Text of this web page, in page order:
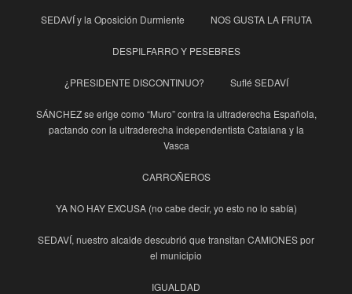
SEDAVÍ y la Oposición Durmiente NOS GUSTA LA FRUTA
DESPILFARRO Y PESEBRES
¿PRESIDENTE DISCONTINUO? Suflé SEDAVÍ
SÁNCHEZ se erige como “Muro” contra la ultraderecha Española,
pactando con la ultraderecha independentista Catalana y la
Vasca
CARROÑEROS
YA NO HAY EXCUSA (no cabe decir, yo esto no lo sabía)
SEDAVÍ, nuestro alcalde descubrió que transitan CAMIONES por
el municipio
IGUALDAD